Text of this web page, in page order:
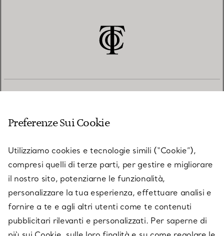
SU TIFFANY & CO.
LEGALE
Preferenze Sui Cookie
Utilizziamo cookies e tecnologie simili (“Cookie”),
compresi quelli di terze parti, per gestire e migliorare
il nostro sito, potenziarne le funzionalità,
personalizzare la tua esperienza, effettuare analisi e
fornire a te e agli altri utenti come te contenuti
pubblicitari rilevanti e personalizzati. Per saperne di